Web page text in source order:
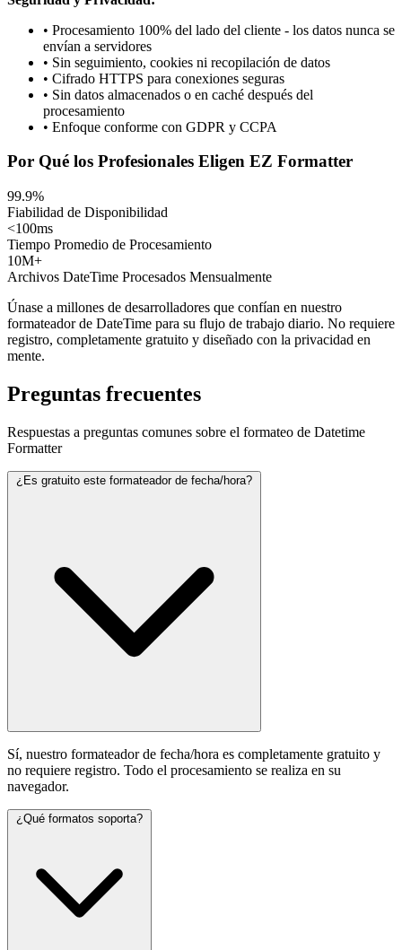
• Procesamiento 100% del lado del cliente - los datos nunca se
envían a servidores
• Sin seguimiento, cookies ni recopilación de datos
• Cifrado HTTPS para conexiones seguras
• Sin datos almacenados o en caché después del
procesamiento
• Enfoque conforme con GDPR y CCPA
Por Qué los Profesionales Eligen EZ Formatter
99.9%
Fiabilidad de Disponibilidad
<100ms
Tiempo Promedio de Procesamiento
10M+
Archivos DateTime Procesados Mensualmente
Únase a millones de desarrolladores que confían en nuestro
formateador de DateTime para su flujo de trabajo diario. No requiere
registro, completamente gratuito y diseñado con la privacidad en
mente.
Preguntas frecuentes
Respuestas a preguntas comunes sobre el formateo de Datetime
Formatter
¿Es gratuito este formateador de fecha/hora?
Sí, nuestro formateador de fecha/hora es completamente gratuito y
no requiere registro. Todo el procesamiento se realiza en su
navegador.
¿Qué formatos soporta?